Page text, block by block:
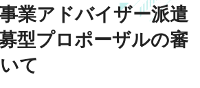
業アドバイザー派遣
型プロポーザルの審
て